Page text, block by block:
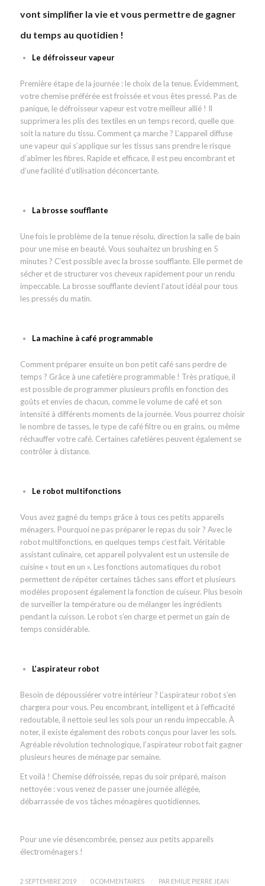
vont simplifier la vie et vous permettre de gagner
du temps au quotidien !
Le défroisseur vapeur
Première étape de la journée : le choix de la tenue. Évidemment,
votre chemise préférée est froissée et vous êtes pressé. Pas de
panique, le défroisseur vapeur est votre meilleur allié ! Il
supprimera les plis des textiles en un temps record, quelle que
soit la nature du tissu. Comment ça marche ? L’appareil diffuse
une vapeur qui s’applique sur les tissus sans prendre le risque
d’abîmer les fibres. Rapide et efficace, il est peu encombrant et
d’une facilité d’utilisation déconcertante.
La brosse soufflante
Une fois le problème de la tenue résolu, direction la salle de bain
pour une mise en beauté. Vous souhaitez un brushing en 5
minutes ? C’est possible avec la brosse soufflante. Elle permet de
sécher et de structurer vos cheveux rapidement pour un rendu
impeccable. La brosse soufflante devient l’atout idéal pour tous
les pressés du matin.
La machine à café programmable
Comment préparer ensuite un bon petit café sans perdre de
temps ? Grâce à une cafetière programmable ! Très pratique, il
est possible de programmer plusieurs profils en fonction des
goûts et envies de chacun, comme le volume de café et son
intensité à différents moments de la journée. Vous pourrez choisir
le nombre de tasses, le type de café filtre ou en grains, ou même
réchauffer votre café. Certaines cafetières peuvent également se
contrôler à distance.
Le robot multifonctions
Vous avez gagné du temps grâce à tous ces petits appareils
ménagers. Pourquoi ne pas préparer le repas du soir ? Avec le
robot multifonctions, en quelques temps c’est fait. Véritable
assistant culinaire, cet appareil polyvalent est un ustensile de
cuisine « tout en un ». Les fonctions automatiques du robot
permettent de répéter certaines tâches sans effort et plusieurs
modèles proposent également la fonction de cuiseur. Plus besoin
de surveiller la température ou de mélanger les ingrédients
pendant la cuisson. Le robot s’en charge et permet un gain de
temps considérable.
L’aspirateur robot
Besoin de dépoussiérer votre intérieur ? L’aspirateur robot s’en
chargera pour vous. Peu encombrant, intelligent et à l’efficacité
redoutable, il nettoie seul les sols pour un rendu impeccable. À
noter, il existe également des robots conçus pour laver les sols.
Agréable révolution technologique, l’aspirateur robot fait gagner
plusieurs heures de ménage par semaine.
Et voilà ! Chemise défroissée, repas du soir préparé, maison
nettoyée : vous venez de passer une journée allégée,
débarrassée de vos tâches ménagères quotidiennes.
Pour une vie désencombrée, pensez aux petits appareils
électroménagers !
2 SEPTEMBRE 2019 0 COMMENTAIRES PAR EMILIE PIERRE JEAN